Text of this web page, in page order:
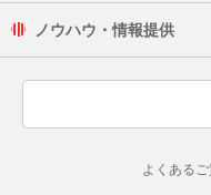
ノウハウ・情報提供
よくある